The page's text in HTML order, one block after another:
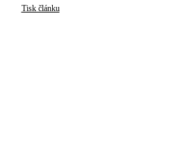
Tisk článku